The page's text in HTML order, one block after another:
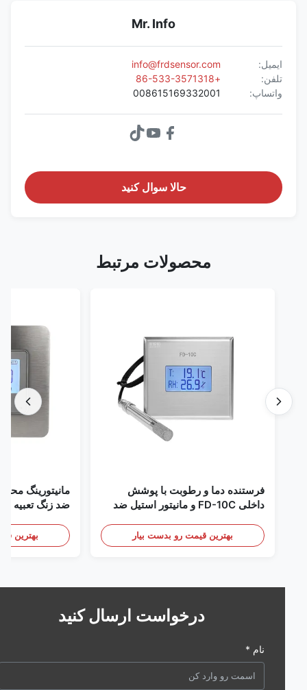
Mr. Info
ایمیل:
info@frdsensor.com
واتساپ:
008615169332001
حالا سوال کنيد
محصولات مرتبط
فرستنده دما و رطوبت با پوشش
داخلی FD-10C و مانیتور استیل ضد
بهترین قیمت رو بدست بیار
مانیتورینگ محیطی
بهترین قیمت
درخواست ارسال کنید